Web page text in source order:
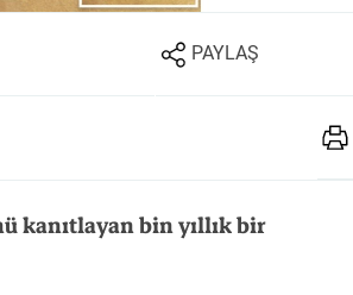
PAYLAŞ
kanıtlayan bin yıllık bir